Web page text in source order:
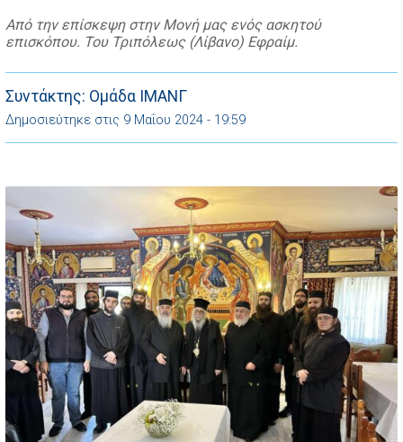
ΕΠΙΚΟΙΝΩΝΙΑ
Από την επίσκεψη στην Μονή μας ενός ασκητού
επισκόπου. Του Τριπόλεως (Λίβανο) Εφραίμ.
Συντάκτης: Ομάδα ΙΜΑΝΓ
Δημοσιεύτηκε στις 9 Μαΐου 2024 - 19:59